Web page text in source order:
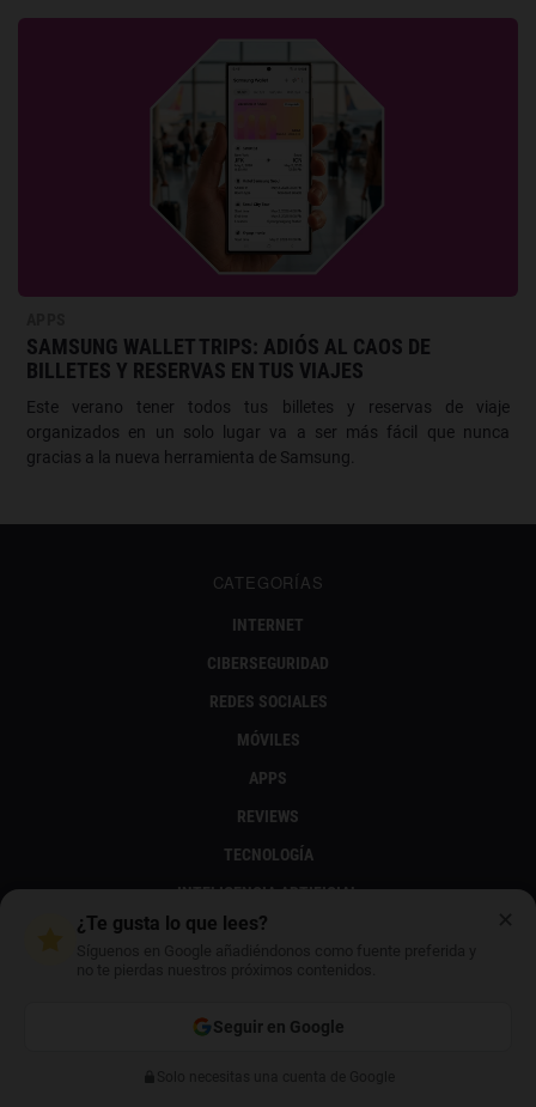
SAMSUNG WALLET TRIPS: ADIÓS AL CAOS DE
BILLETES Y RESERVAS EN TUS VIAJES
Este verano tener todos tus billetes y reservas de viaje
organizados en un solo lugar va a ser más fácil que nunca
gracias a la nueva herramienta de Samsung.
CATEGORÍAS
INTERNET
CIBERSEGURIDAD
REDES SOCIALES
MÓVILES
APPS
REVIEWS
TECNOLOGÍA
INTELIGENCIA ARTIFICIAL
ENTRETENIMIENTO
¿Te gusta lo que lees?
Seguir en Google